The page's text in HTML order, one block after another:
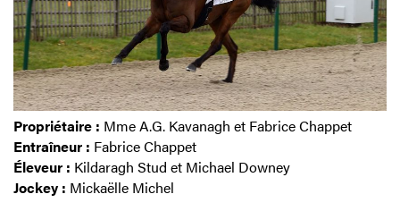
Propriétaire : Mme A.G. Kavanagh et Fabrice Chappet
Entraîneur : Fabrice Chappet
Éleveur : Kildaragh Stud et Michael Downey
Jockey : Mickaëlle Michel